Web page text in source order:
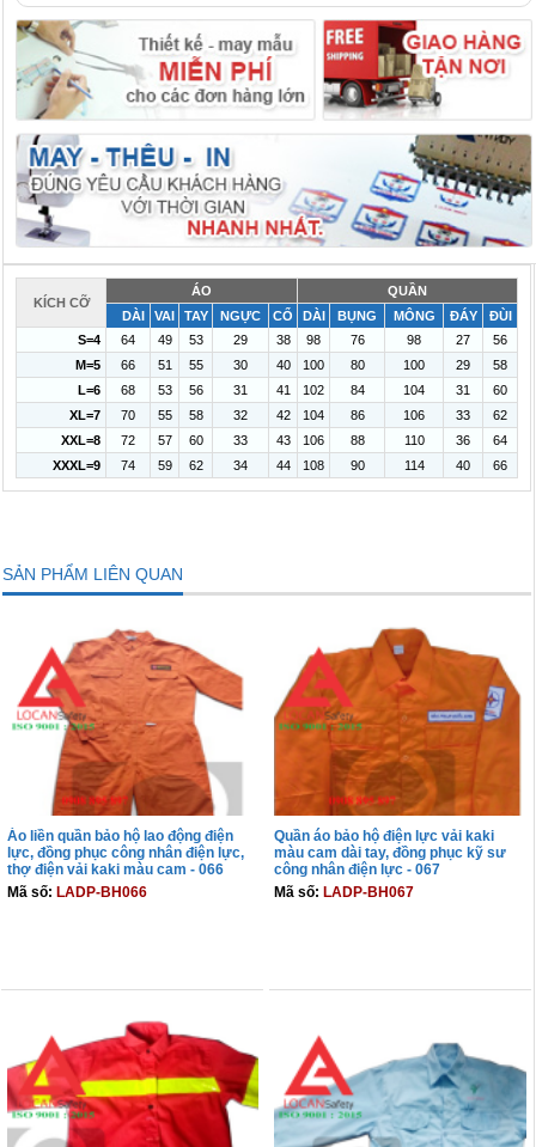
KÍCH CỠ
ÁO
QUẦN
DÀI
VAI TAY NGỰC CỔ DÀI BỤNG MÔNG ĐÁY
ĐÙI
S=4
64 49 53 29 38 98 76 98 27
56
M=5
66 51 55 30 40 100 80 100 29
58
L=6
68 53 56 31 41 102 84 104 31
60
XL=7
70 55 58 32 42 104 86 106 33
62
XXL=8
72 57 60 33 43 106 88 110 36
64
XXXL=9
74 59 62 34 44 108 90 114 40 66
SẢN PHẨM LIÊN QUAN
Áo liền quần bảo hộ lao động điện
lực, đồng phục công nhân điện lực,
thợ điện vải kaki màu cam - 066
Mã số: LADP-BH066
Quần áo bảo hộ điện lực vải kaki
màu cam dài tay, đồng phục kỹ sư
công nhân điện lực - 067
Mã số: LADP-BH067